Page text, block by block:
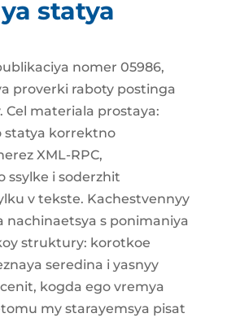
statya
nomer 05986,
proverki raboty postinga
Cel materiala prostaya:
statya korrektno
XML-RPC,
ssylke i soderzhit
v tekste. Kachestvennyy
nachinaetsya s ponimaniya
struktury: korotkoe
seredina i yasnyy
kogda ego vremya
my starayemsya pisat